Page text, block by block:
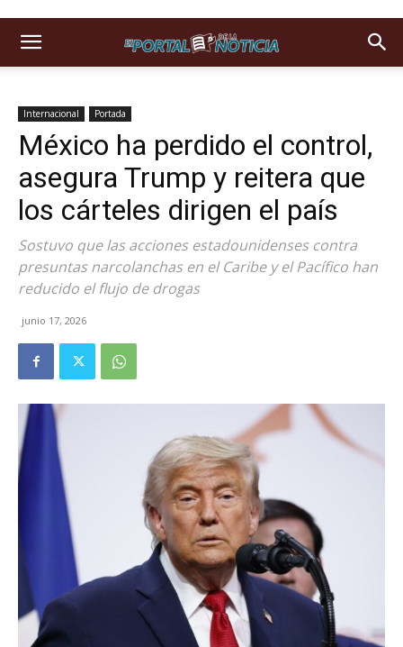
Internacional Portada
México ha perdido el control,
asegura Trump y reitera que
los cárteles dirigen el país
Sostuvo que las acciones estadounidenses contra
presuntas narcolanchas en el Caribe y el Pacífico han
reducido el flujo de drogas
junio 17, 2026